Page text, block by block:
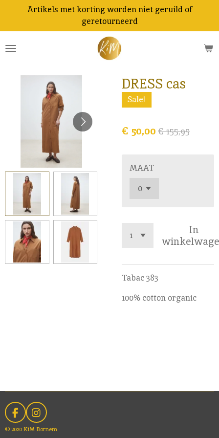
naar
de
Artikels met korting worden niet geruild of
geretourneerd
DRESS cas
Sale!
€ 50,00 € 155,95
MAAT
In
Tabac 383
100% cotton organic
F
a
I
n
© 2020 KiM Bornem